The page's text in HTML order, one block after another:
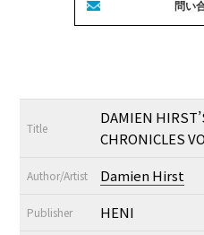
Title
DAMIEN
CHRONICLES
Author/Artist Damien Hirst
Publisher HENI